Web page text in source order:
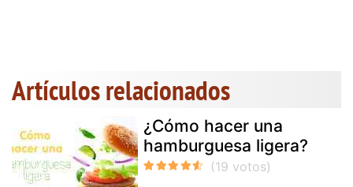
Artículos relacionados
¿Cómo hacer una
hamburguesa ligera?